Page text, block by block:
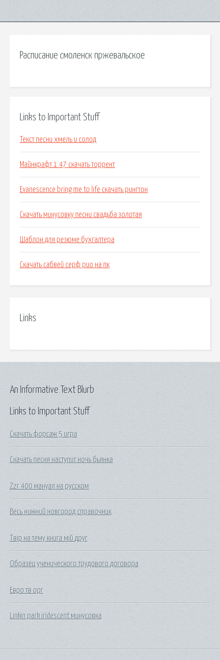
Расписание смоленск пржевальское
Links to Important Stuff
Текст песни хмель и солод
Майнкрафт 1 47 скачать торрент
Evanescence bring me to life скачать рингтон
Скачать минусовку песни свадьба золотая
Шаблон для резюме бухгалтера
Скачать сабвей серф рио на пк
Links
Links to Important Stuff
Скачать форсаж 5 игра
Скачать песня наступит ночь бьянка
Zzr 400 мануал на русском
Весь нижний новгород справочник
Твір на тему книга мій друг
Образец ученического трудового договора
Евро тв орг
Linkin park iridescent минусовка
An Informative Text Blurb